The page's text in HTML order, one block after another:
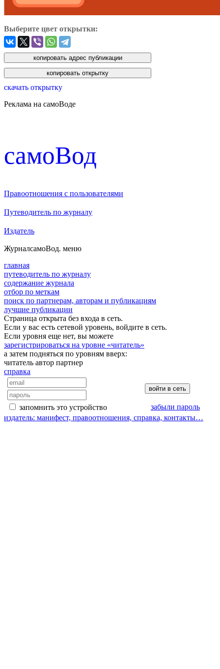
Выберите цвет открытки:
скачать открытку
Реклама на самоВоде
cамоВод
Правоотношения с пользователями
Путеводитель по журналу
Издатель
ЖурналсамоВод. меню
главная
путеводитель по журналу
содержание журнала
отбор по меткам
поиск по партнерам, авторам и публикациям
лучшие публикации
Страница открыта без входа в сеть.
Если у вас есть сетевой уровень, войдите в сеть.
Если уровня еще нет, вы можете
зарегистрироваться на уровне «читатель»
а затем подняться по уровням вверх:
читатель автор партнер
справка
запомнить это устройство
забыли пароль
издатель: манифест, правоотношения, справка, контакты…